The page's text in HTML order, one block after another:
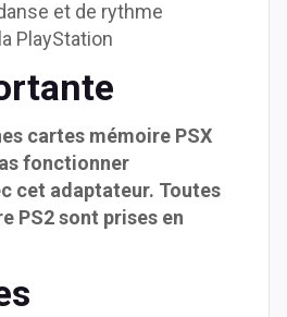
et de rythme
PlayStation
cartes mémoire PSX
fonctionner
cet adaptateur. Toutes
PS2 sont prises en